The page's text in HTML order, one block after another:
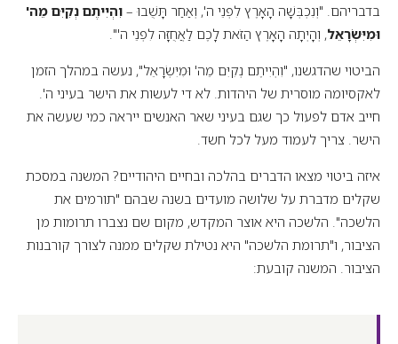
בדבריהם. "וְנִכְבְּשָׁה הָאָרֶץ לִפְנֵי ה', וְאַחַר תָּשֻׁבוּ – וִהְיִיתֶם נְקִיִּם מֵה'
וּמִיִּשְׂרָאֵל, וְהָיְתָה הָאָרֶץ הַזֹּאת לָכֶם לַאֲחֻזָּה לִפְנֵי ה'".
הביטוי שהדגשנו, "וִהְיִיתֶם נְקִיִּם מֵה' וּמִיִּשְׂרָאֵל", נעשה במהלך הזמן
לאקסיומה מוסרית של היהדות. לא די לעשות את הישר בעיני ה'.
חייב אדם לפעול כך שגם בעיני שאר האנשים ייראה כמי שעשה את
הישר. צריך לעמוד מעל לכל חשד.
איזה ביטוי מצאו הדברים בהלכה ובחיים היהודיים? המשנה במסכת
שקלים מדברת על שלושה מועדים בשנה שבהם "תורמים את
הלשכה". הלשכה היא אוצר המקדש, מקום שם נצברו תרומות מן
הציבור, ו"תרומת הלשכה" היא נטילת שקלים ממנה לצורך קורבנות
הציבור. המשנה קובעת: